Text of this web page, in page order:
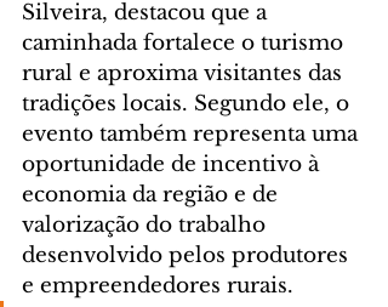
Silveira, destacou que a
caminhada fortalece o turismo
rural e aproxima visitantes das
tradições locais. Segundo ele, o
evento também representa uma
oportunidade de incentivo à
economia da região e de
valorização do trabalho
desenvolvido pelos produtores
e empreendedores rurais.